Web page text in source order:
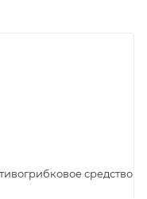
средство